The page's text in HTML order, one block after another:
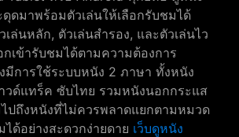
ดมาพร้อมตัวเล่นให้เลือกรับชมได้
ล่นหลัก, ตัวเล่นสำรอง, และตัวเล่นไว
เข้ารับชมได้ตามความต้องการ
มีการใช้ระบบหนัง 2 ภาษา ทั้งหนัง
วด์แทร็ค ซับไทย รวมหนังนอกกระแส
ปถึงหนังที่ไม่ควรพลาดแยกตามหมวด
ด้อย่างสะดวกง่ายดาย เว็บดูหนัง